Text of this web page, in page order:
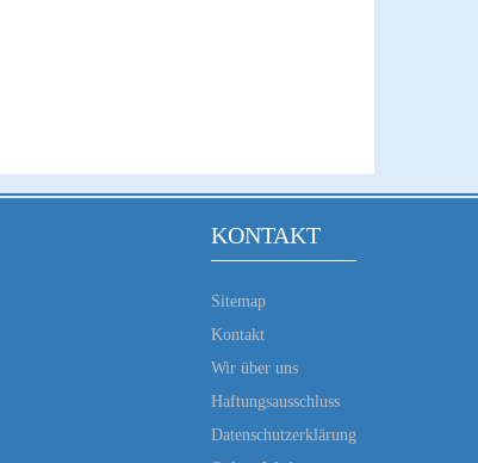
KONTAKT
Sitemap
Kontakt
Wir über uns
Haftungsausschluss
Datenschutzerklärung